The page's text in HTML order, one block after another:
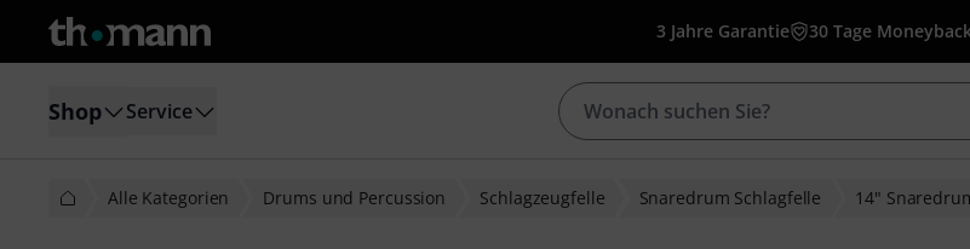
3 Jahre Garantie 30 Tage
Shop Service
Alle Kategorien Drums und Percussion Schlagzeugfelle Snaredrum Schlagfelle 14"